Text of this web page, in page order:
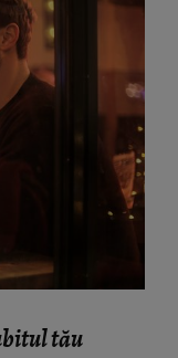
tău